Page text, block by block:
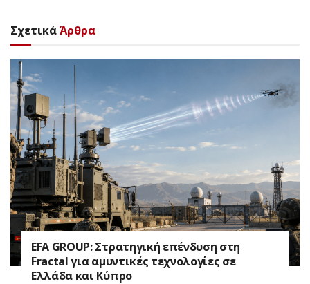
ΣχετικάΆρθρα
EFA GROUP: Στρατηγική επένδυση στη
Fractal για αμυντικές τεχνολογίες σε
Ελλάδα και Κύπρο